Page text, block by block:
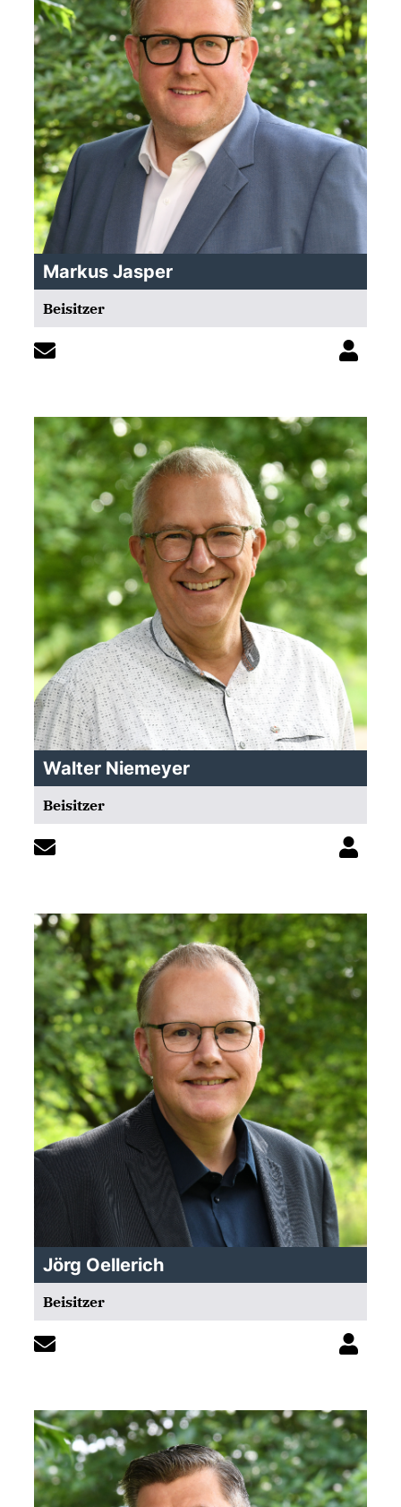
Markus Jasper
Beisitzer
Walter Niemeyer
Beisitzer
Jörg Oellerich
Beisitzer